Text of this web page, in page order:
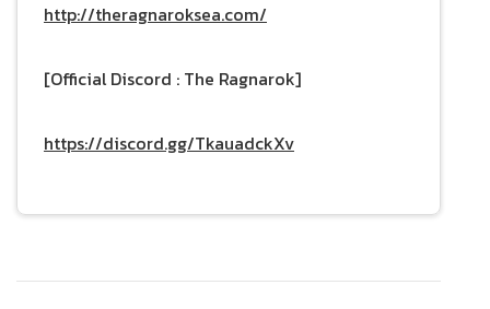
http://theragnaroksea.com/
[Official Discord : The Ragnarok]
https://discord.gg/TkauadckXv